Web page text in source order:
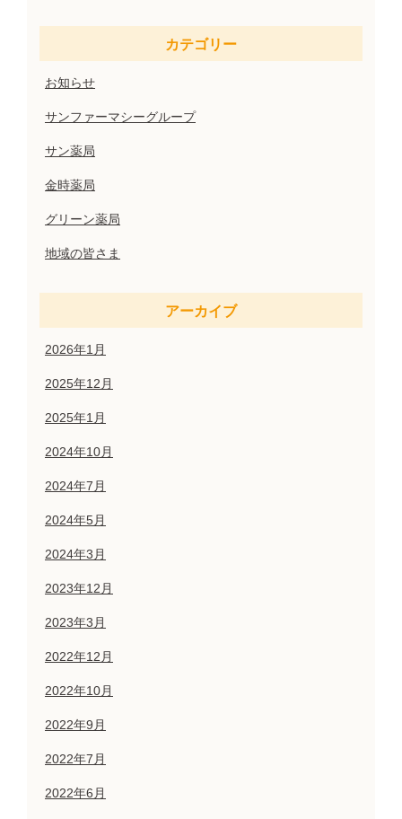
カテゴリー
お知らせ
サンファーマシーグループ
サン薬局
金時薬局
グリーン薬局
地域の皆さま
アーカイブ
2026年1月
2025年12月
2025年1月
2024年10月
2024年7月
2024年5月
2024年3月
2023年12月
2023年3月
2022年12月
2022年10月
2022年9月
2022年7月
2022年6月